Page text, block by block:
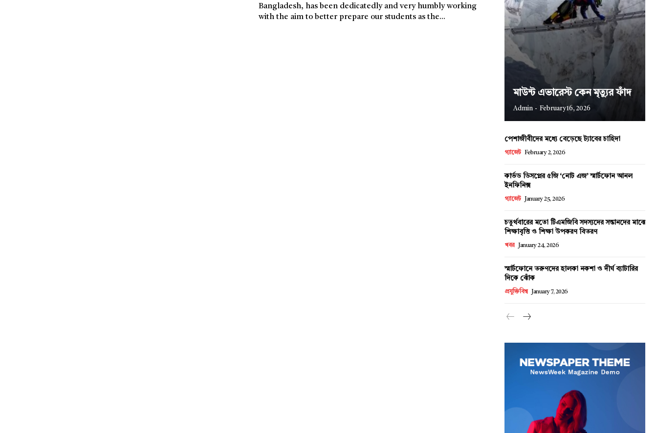
Bangladesh, has been dedicatedly and very humbly working
with the aim to better prepare our students as the...
মাউন্ট এভারেস্ট কেন মৃত্যুর ফাঁদ
Admin - February 16, 2026
পেশাজীবীদের মধ্যে বেড়েছে ট্যাবের চাহিদা
গ্যাজেট February 2, 2026
কার্ভড ডিসপ্লের ৫জি ‘নোট এজ’ স্মার্টফোন আনল
ইনফিনিক্স
গ্যাজেট January 25, 2026
চতুর্থবারের মতো টিএমজিবি সদস্যদের সন্তানদের মাঝে
শিক্ষাবৃত্তি ও শিক্ষা উপকরণ বিতরণ
খবর January 24, 2026
স্মার্টফোনে তরুণদের হালকা নকশা ও দীর্ঘ ব্যাটারির
দিকে ঝোঁক
প্রযুক্তিবিশ্ব January 7, 2026